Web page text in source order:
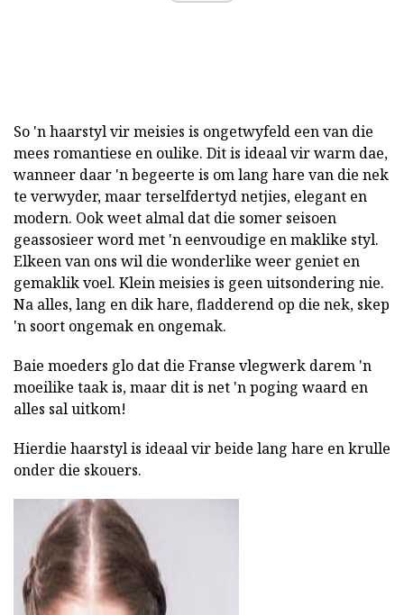
So 'n haarstyl vir meisies is ongetwyfeld een van die
mees romantiese en oulike. Dit is ideaal vir warm dae,
wanneer daar 'n begeerte is om lang hare van die nek
te verwyder, maar terselfdertyd netjies, elegant en
modern. Ook weet almal dat die somer seisoen
geassosieer word met 'n eenvoudige en maklike styl.
Elkeen van ons wil die wonderlike weer geniet en
gemaklik voel. Klein meisies is geen uitsondering nie.
Na alles, lang en dik hare, fladderend op die nek, skep
'n soort ongemak en ongemak.
Baie moeders glo dat die Franse vlegwerk darem 'n
moeilike taak is, maar dit is net 'n poging waard en
alles sal uitkom!
Hierdie haarstyl is ideaal vir beide lang hare en krulle
onder die skouers.